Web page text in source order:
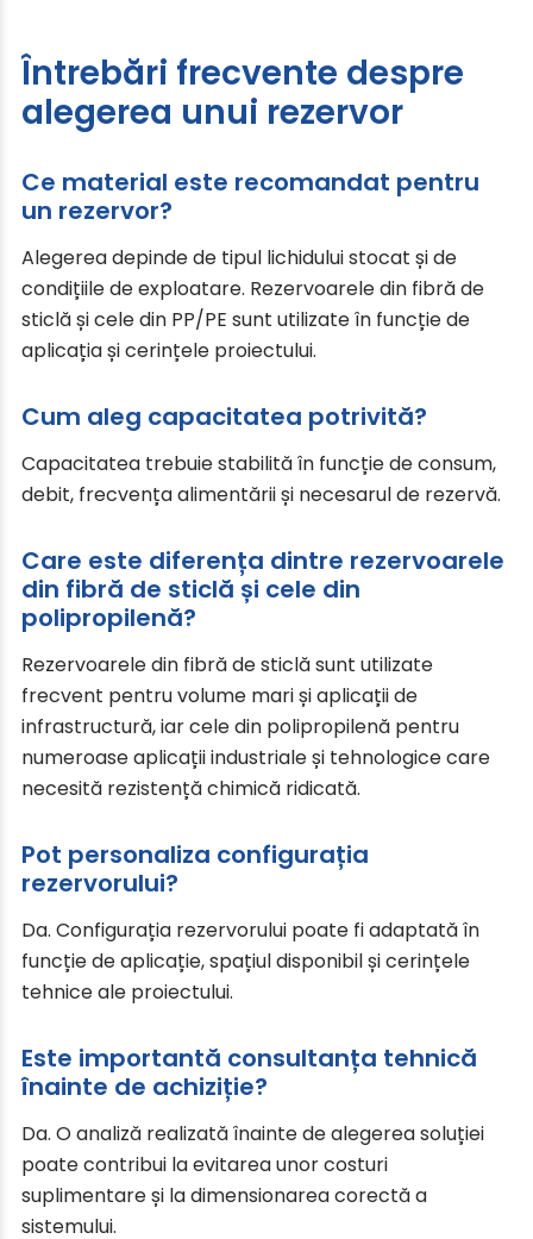
Întrebări frecvente despre
alegerea unui rezervor
Ce material este recomandat pentru
un rezervor?
Alegerea depinde de tipul lichidului stocat și de
condițiile de exploatare. Rezervoarele din fibră de
sticlă și cele din PP/PE sunt utilizate în funcție de
aplicația și cerințele proiectului.
Cum aleg capacitatea potrivită?
Capacitatea trebuie stabilită în funcție de consum,
debit, frecvența alimentării și necesarul de rezervă.
Care este diferența dintre rezervoarele
din fibră de sticlă și cele din
polipropilenă?
Rezervoarele din fibră de sticlă sunt utilizate
frecvent pentru volume mari și aplicații de
infrastructură, iar cele din polipropilenă pentru
numeroase aplicații industriale și tehnologice care
necesită rezistență chimică ridicată.
Pot personaliza configurația
rezervorului?
Da. Configurația rezervorului poate fi adaptată în
funcție de aplicație, spațiul disponibil și cerințele
tehnice ale proiectului.
Este importantă consultanța tehnică
înainte de achiziție?
Da. O analiză realizată înainte de alegerea soluției
poate contribui la evitarea unor costuri
suplimentare și la dimensionarea corectă a
sistemului.